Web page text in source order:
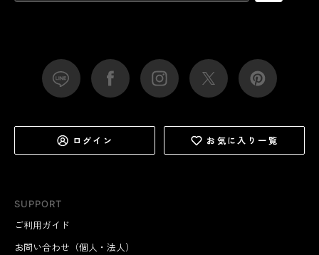
SUPPORT
ご利用ガイド
お問い合わせ（個人・法人）
ログイン お気に入り一覧